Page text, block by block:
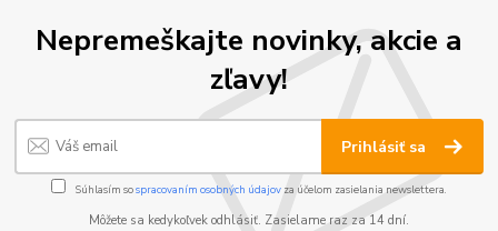
Nepremeškajte novinky, akcie a
zľavy!
Prihlásiť sa
Súhlasím sospracovaním osobných údajov za účelom zasielania newslettera.
Môžete sa kedykoľvek odhlásiť. Zasielame raz za 14 dní.